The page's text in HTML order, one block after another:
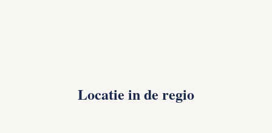
Locatie in de regio